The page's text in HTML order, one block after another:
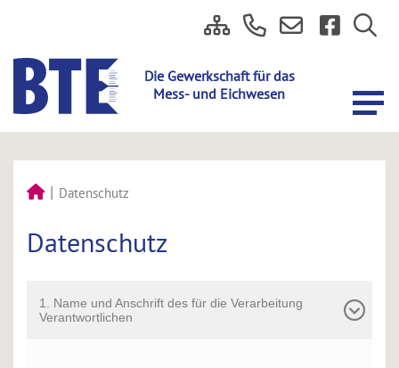
Datenschutz
Datenschutz
1. Name und Anschrift des für die Verarbeitung
Verantwortlichen